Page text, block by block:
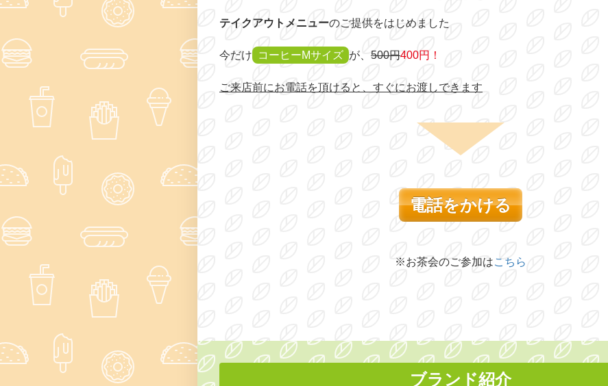
テイクアウトメニューのご提供をはじめました
今だけ コーヒーMサイズ が、 500円400円！
ご来店前にお電話を頂けると、すぐにお渡しできます
電話をかける
※お茶会のご参加はこちら
ブランド紹介